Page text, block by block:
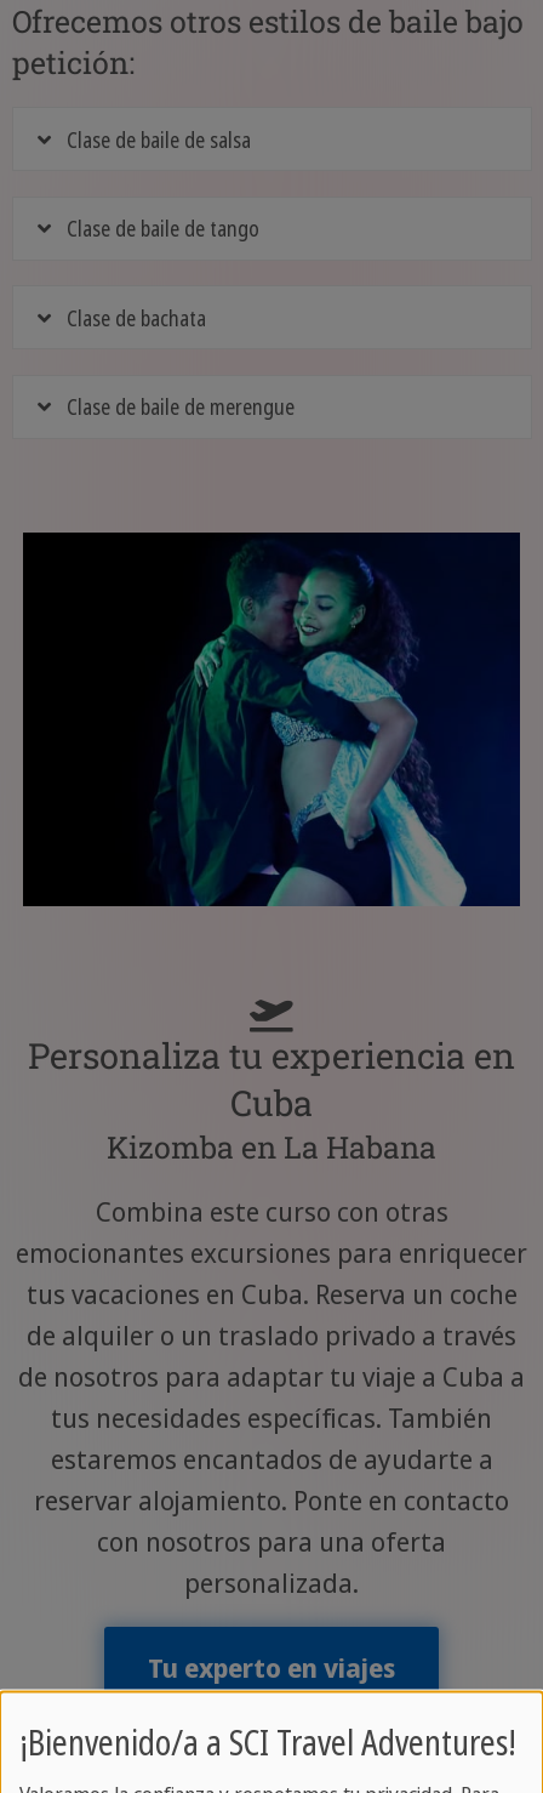
Ofrecemos otros estilos de baile bajo
petición:
Clase de baile de salsa
Clase de baile de tango
Clase de bachata
Clase de baile de merengue
Personaliza tu experiencia en
Cuba
Kizomba en La Habana
Combina este curso con otras
emocionantes excursiones para enriquecer
tus vacaciones en Cuba. Reserva un coche
de alquiler o un traslado privado a través
de nosotros para adaptar tu viaje a Cuba a
tus necesidades específicas. También
estaremos encantados de ayudarte a
reservar alojamiento. Ponte en contacto
con nosotros para una oferta
personalizada.
Tu experto en viajes
¡Bienvenido/a a SCI Travel Adventures!